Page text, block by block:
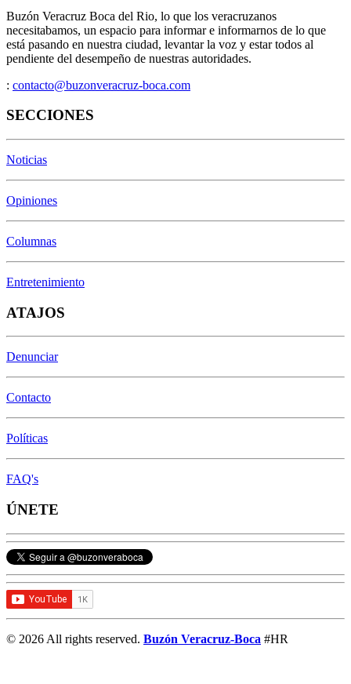
Buzón Veracruz Boca del Rio, lo que los veracruzanos
necesitabamos, un espacio para informar e informarnos de lo que
está pasando en nuestra ciudad, levantar la voz y estar todos al
pendiente del desempeño de nuestras autoridades.
: contacto@buzonveracruz-boca.com
SECCIONES
Noticias
Opiniones
Columnas
Entretenimiento
ATAJOS
Denunciar
Contacto
Políticas
FAQ's
ÚNETE
© 2026 All rights reserved. Buzón Veracruz-Boca #HR